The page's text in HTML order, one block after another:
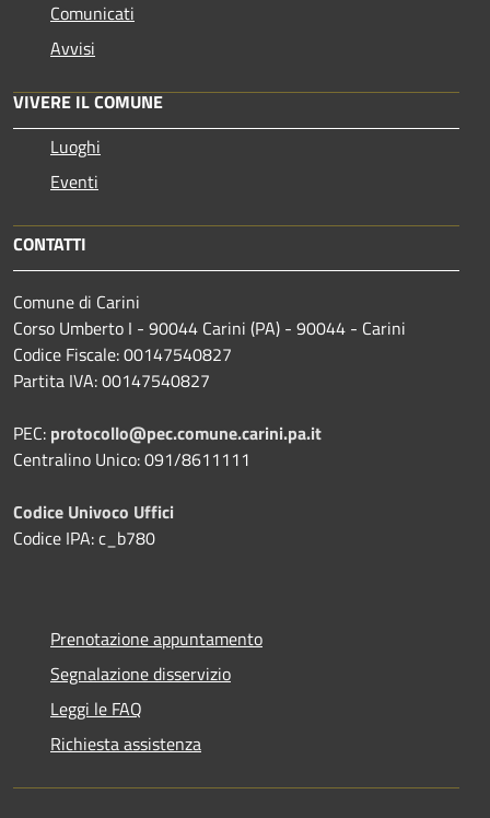
Comunicati
Avvisi
VIVERE IL COMUNE
Luoghi
Eventi
CONTATTI
Comune di Carini
Corso Umberto I - 90044 Carini (PA) - 90044 - Carini
Codice Fiscale: 00147540827
Partita IVA: 00147540827
PEC: protocollo@pec.comune.carini.pa.it
Centralino Unico: 091/8611111
Codice Univoco Uffici
Codice IPA: c_b780
Prenotazione appuntamento
Segnalazione disservizio
Leggi le FAQ
Richiesta assistenza